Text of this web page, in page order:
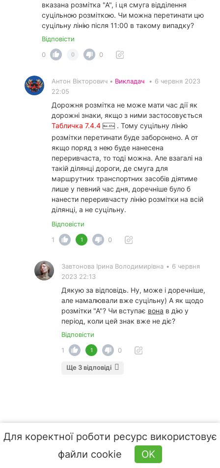
вказана розмітка "А", і ця смуга відділення
суцільною розміткою. Чи можна перетинати цю
суцільну лінію після 11:00 в такому випадку?
Відповісти
0
0 0
Антон Вікторович • Викладач • 6 червня 2023
22:05
Дорожня розмітка не може мати час дії як
дорожні знаки, якщо з ними застосовується
Табличка 7.4.4
. Тому суцільну лінію
розмітки перетинати буде заборонено. А от
якщо поряд з нею буде нанесена
переривчаста, то тоді можна. Але взагалі на
такій ділянці дороги, де смуга для
маршрутних транспортних засобів діятиме
лише у певний час дня, доречніше було б
нанести переривчасту лінію розмітки на всій
ділянці, а не суцільну.
Відповісти
1
1 0
Завтонова Ірина Володимирівна • 6 червня
2023 22:13
Дякую за відповідь. Ну, може і доречніше,
але намалювали вже суцільну) А як щодо
розмітки "А"? Чи вступає вона в дію у
період, коли цей знак вже не діє?
Відповісти
1
1 0
Ще 3 відповіді
Для коректної роботи ресурс використовує
файли cookie
OK